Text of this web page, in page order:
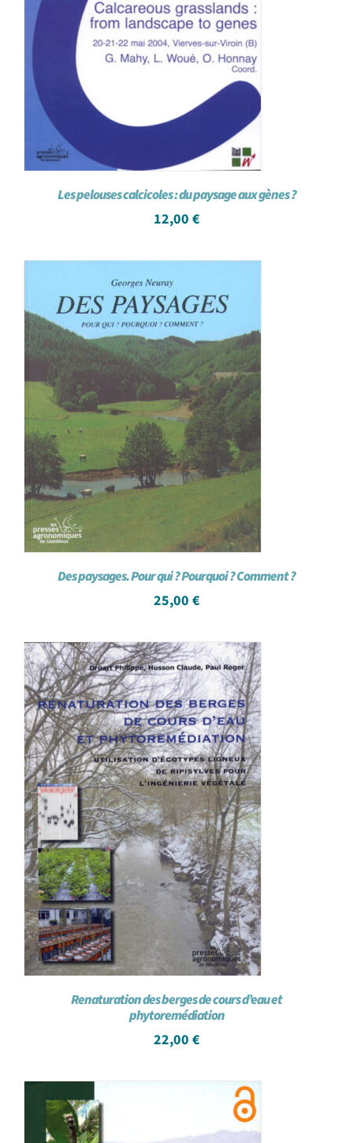
Les pelouses calcicoles : du paysage aux gènes ?
12,00 €
Des paysages. Pour qui ? Pourquoi ? Comment ?
25,00 €
Renaturation des berges de cours d’eau et
phytoremédiation
22,00 €